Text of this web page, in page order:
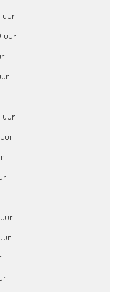
uur
uur
uur